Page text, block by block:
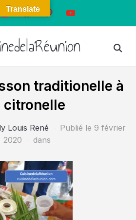
instagramfacebookpinterestyoutube
traditionelle à
citronelle
Louis René Publié le 9 février
2020
dans
Translate